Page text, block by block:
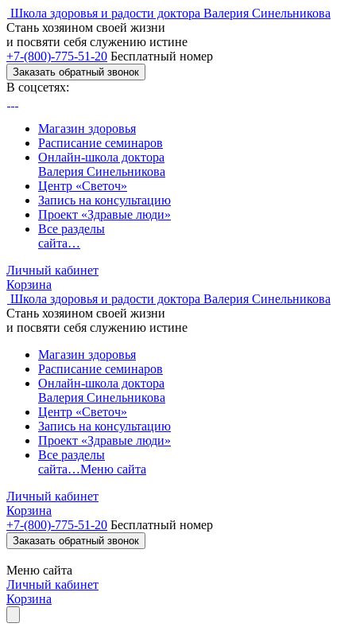
Школа здоровья и радости доктора Валерия Синельникова
Стань хозяином своей жизни
и посвяти себя служению истине
+7-(800)-775-51-20 Бесплатный номер
Заказать обратный звонок
В соцсетях:
Магазин здоровья
Расписание семинаров
Онлайн-школа доктора
Валерия Синельникова
Центр «Светоч»
Запись на консультацию
Проект «Здравые люди»
Все разделы
сайта…
Личный кабинет
Корзина
Школа здоровья и радости доктора Валерия Синельникова
Стань хозяином своей жизни
и посвяти себя служению истине
Магазин здоровья
Расписание семинаров
Онлайн-школа доктора
Валерия Синельникова
Центр «Светоч»
Запись на консультацию
Проект «Здравые люди»
Все разделы
сайта…Меню сайта
Личный кабинет
Корзина
+7-(800)-775-51-20 Бесплатный номер
Заказать обратный звонок
Меню сайта
Личный кабинет
Корзина